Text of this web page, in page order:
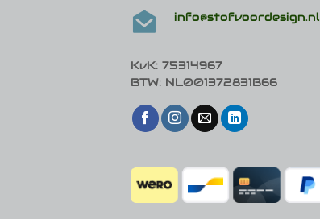
info@stofvoordesign.nl
KvK: 75314967
BTW: NL001372831B66